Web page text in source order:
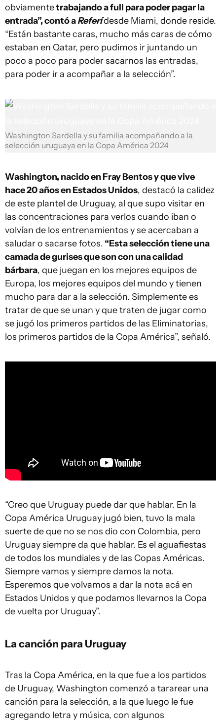
obviamentetrabajando a full para poder pagar la
entrada”, contó aReferídesde Miami, donde reside.
“Están bastante caras, mucho más caras de cómo
estaban en Qatar, pero pudimos ir juntando un
poco a poco para poder sacarnos las entradas,
para poder ir a acompañar a la selección”.
Washington Sardella y su familia acompañando a la
selección uruguaya en la Copa América 2024
Washington, nacido en Fray Bentos y que vive
hace 20 años en Estados Unidos, destacó la calidez
de este plantel de Uruguay, al que supo visitar en
las concentraciones para verlos cuando iban o
volvían de los entrenamientos y se acercaban a
saludar o sacarse fotos. “Esta selección tiene una
camada de gurises que son con una calidad
bárbara, que juegan en los mejores equipos de
Europa, los mejores equipos del mundo y tienen
mucho para dar a la selección. Simplemente es
tratar de que se unan y que traten de jugar como
se jugó los primeros partidos de las Eliminatorias,
los primeros partidos de la Copa América”, señaló.
“Creo que Uruguay puede dar que hablar. En la
Copa América Uruguay jugó bien, tuvo la mala
suerte de que no se nos dio con Colombia, pero
Uruguay siempre da que hablar. Es el aguafiestas
de todos los mundiales y de las Copas Américas.
Siempre vamos y siempre damos la nota.
Esperemos que volvamos a dar la nota acá en
Estados Unidos y que podamos llevarnos la Copa
de vuelta por Uruguay”.
La canción para Uruguay
Tras la Copa América, en la que fue a los partidos
de Uruguay, Washington comenzó a tararear una
canción para la selección, a la que luego le fue
agregando letra y música, con algunos